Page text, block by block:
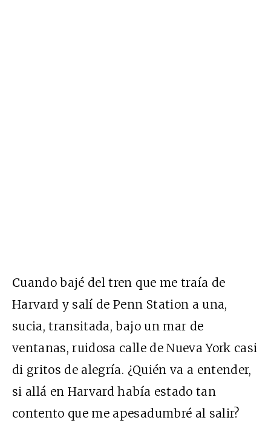
Cuando bajé del tren que me traía de
Harvard y salí de Penn Station a una,
sucia, transitada, bajo un mar de
ventanas, ruidosa calle de Nueva York casi
di gritos de alegría. ¿Quién va a entender,
si allá en Harvard había estado tan
contento que me apesadumbré al salir?